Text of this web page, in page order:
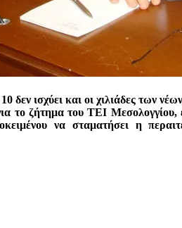
δεν ισχύει και οι χιλιάδες των
το ζήτημα του ΤΕΙ Μεσολογγίου,
να σταματήσει η